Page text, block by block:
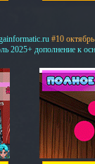
#10
2025+ дополнение к